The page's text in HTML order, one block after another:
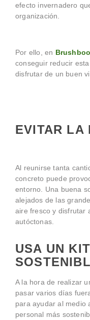
efecto invernadero
organización.
Por ello, en Brushboo
conseguir reducir
disfrutar de un buen
EVITAR LA
Al reunirse tanta
concreto puede
entorno. Una buena
alejados de las
aire fresco y disfrutar
autóctonas.
USA UN
A la hora de realizar
pasar varios días
para ayudar al medio
personal más